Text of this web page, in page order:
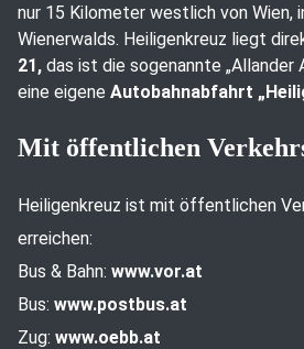
nur 15 Kilometer westlich von Wien,
Wienerwalds. Heiligenkreuz liegt
21, das ist die sogenannte „Allander
eine eigene Autobahnabfahrt
Mit öffentlichen
Heiligenkreuz ist mit öffentlichen
erreichen:
Bus & Bahn: www.vor.at
Bus: www.postbus.at
Zug: www.oebb.at